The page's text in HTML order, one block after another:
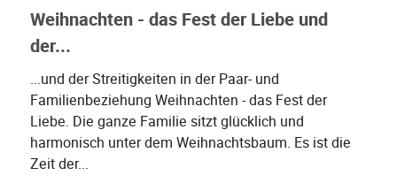
Weihnachten - das Fest der Liebe und
der...
...und der Streitigkeiten in der Paar- und
Familienbeziehung Weihnachten - das Fest der
Liebe. Die ganze Familie sitzt glücklich und
harmonisch unter dem Weihnachtsbaum. Es ist die
Zeit der...